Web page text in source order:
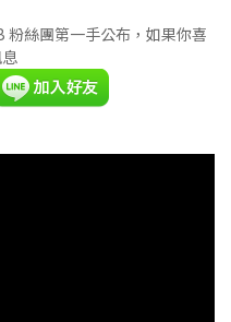
粉絲團第一手公布，如果你喜